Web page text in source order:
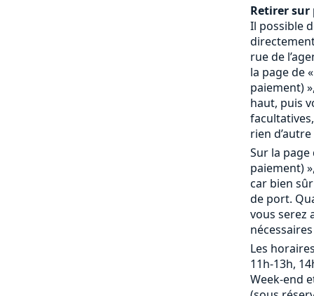
Retirer sur
Il possible
rue de
la page de
paiement)
haut, puis
rien
Sur la
paiement)
car bien
de port.
vous serez
Les
11h-13h,
Week-end